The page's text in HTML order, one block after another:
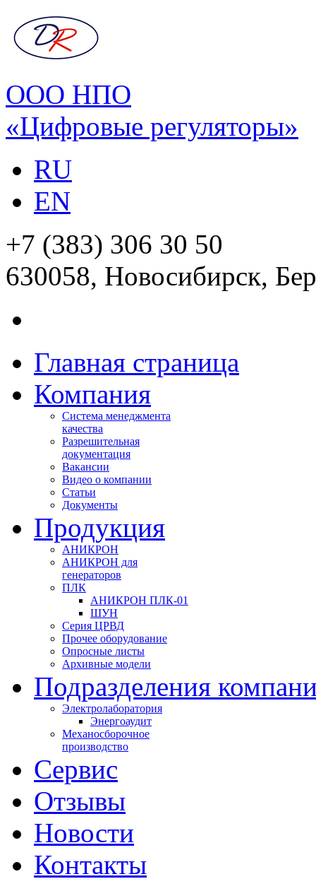
ООО НПО
«Цифровые регуляторы»
RU
EN
+7 (383) 306 30 50
630058, Новосибирск,
Главная страница
Компания
Система менеджмента
качества
Разрешительная
документация
Вакансии
Видео о компании
Статьи
Документы
Продукция
АНИКРОН
АНИКРОН для
генераторов
ПЛК
АНИКРОН ПЛК-01
ШУН
Серия ЦРВД
Прочее оборудование
Опросные листы
Архивные модели
Подразделения
Электролаборатория
Энергоаудит
Механосборочное
производство
Сервис
Отзывы
Новости
Контакты